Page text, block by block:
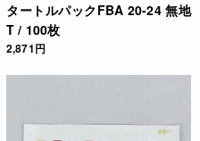
タートルパックFBA 20-24 無地
T / 100枚
2,871円